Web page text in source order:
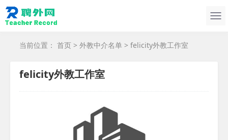
当前位置： 首页 > 外教中介名单 > felicity外教工作室
felicity外教工作室